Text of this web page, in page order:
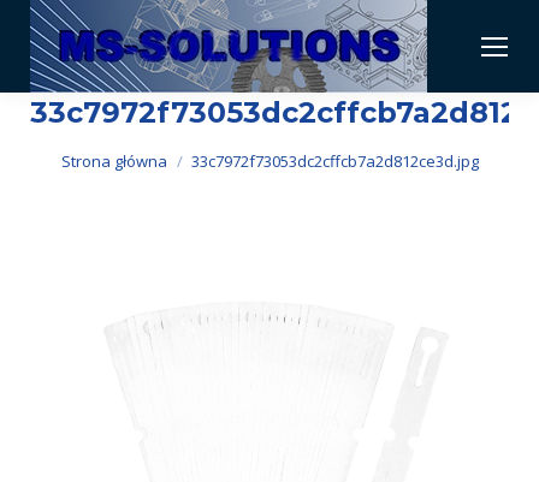
Jesteś tutaj:
Strona główna 33c7972f73053dc2cffcb7a2d812ce3d.jpg